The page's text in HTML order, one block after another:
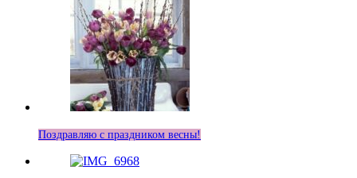
Поздравляю с праздником весны!